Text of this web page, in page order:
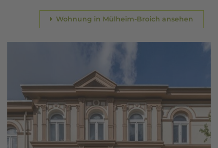
Wohnung in Mülheim-Broich ansehen